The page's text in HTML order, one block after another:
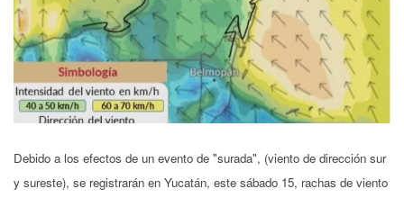
Debido a los efectos de un evento de "surada", (viento de dirección sur
y sureste), se registrarán en Yucatán, este sábado 15, rachas de viento